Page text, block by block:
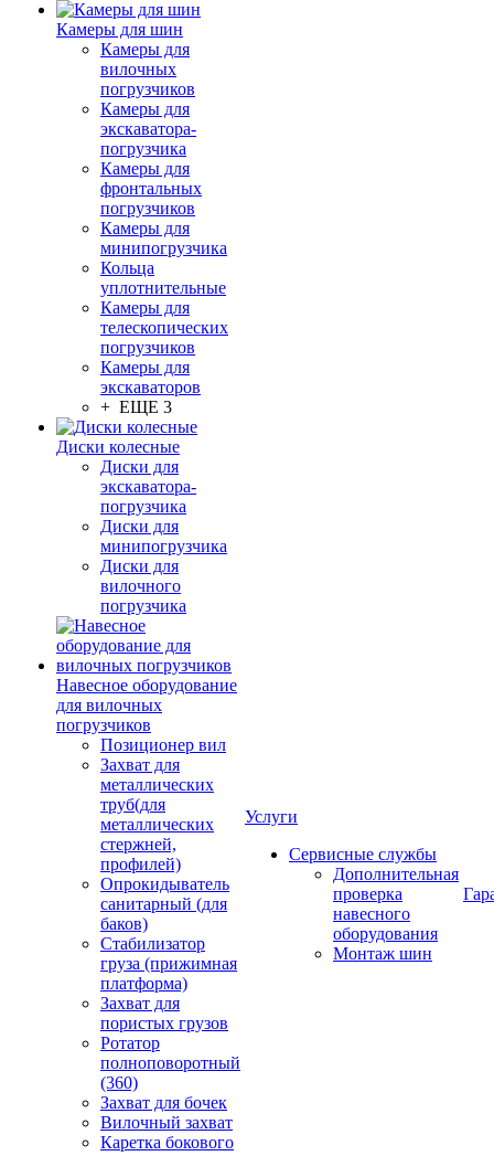
Камеры для шин
Камеры для
вилочных
погрузчиков
Камеры для
экскаватора-
погрузчика
Камеры для
фронтальных
погрузчиков
Камеры для
минипогрузчика
Кольца
уплотнительные
Камеры для
телескопических
погрузчиков
Камеры для
экскаваторов
+ ЕЩЕ 3
Диски колесные
Диски для
экскаватора-
погрузчика
Диски для
минипогрузчика
Диски для
вилочного
погрузчика
Навесное оборудование
для вилочных
погрузчиков
Позиционер вил
Захват для
металлических
труб(для
металлических
стержней,
профилей)
Опрокидыватель
санитарный (для
баков)
Стабилизатор
груза (прижимная
платформа)
Захват для
пористых грузов
Ротатор
полноповоротный
(360)
Захват для бочек
Вилочный захват
Каретка бокового
Услуги
Сервисные службы
Дополнительная
проверка
навесного
оборудования
Монтаж шин